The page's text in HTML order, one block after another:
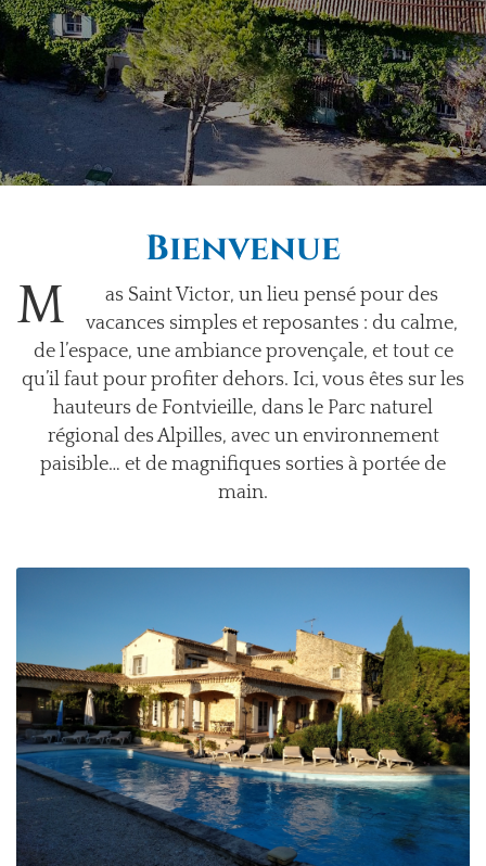
Bienvenue
M as Saint Victor, un lieu pensé pour des
vacances simples et reposantes : du calme,
de l’espace, une ambiance provençale, et tout ce
qu’il faut pour profiter dehors. Ici, vous êtes sur les
hauteurs de Fontvieille, dans le Parc naturel
régional des Alpilles, avec un environnement
paisible… et de magnifiques sorties à portée de
main.